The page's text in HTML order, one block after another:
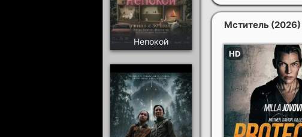
Мститель (2026)
Непокой